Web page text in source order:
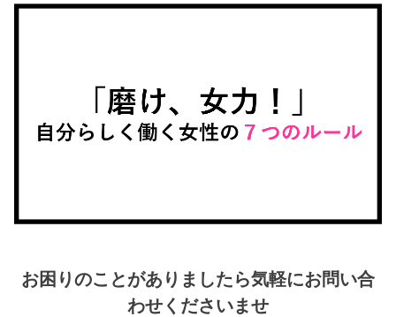
お困りのことがありましたら気軽にお問い合
わせくださいませ